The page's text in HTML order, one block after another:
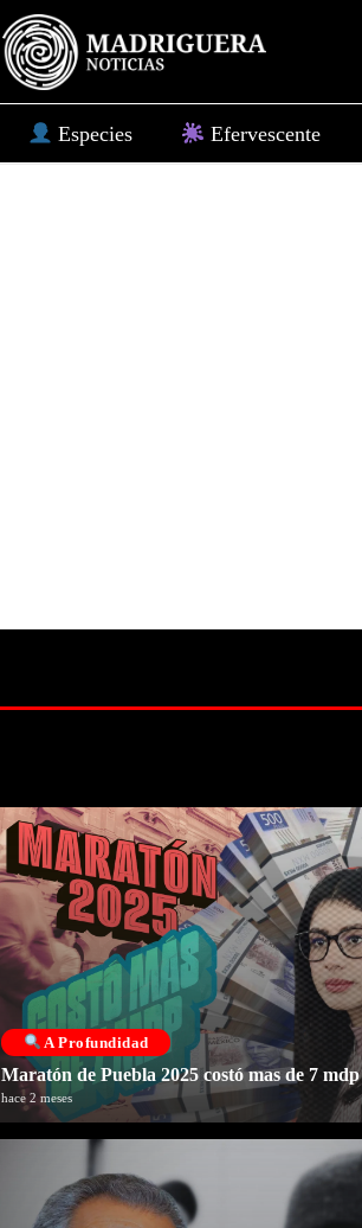
Especies Efervescente
A Profundidad
Maratón de Puebla 2025 costó mas de 7 mdp
hace 2 meses